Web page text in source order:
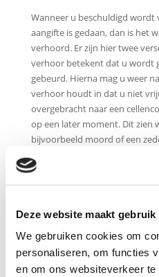
Deze website maakt
We gebruiken cookies om
personaliseren, om functies
en om ons websiteverkeer
Wanneer u beschuldigd wordt
aangifte is gedaan, dan is het
verhoord. Er zijn hier twee
verhoor betekent dat u wordt
gebeurd. Hierna mag u weer
verhoor houdt in dat u niet
overgebracht naar een
op een later moment. Dit zien
bijvoorbeeld moord of een
Het is ook in dit stadium zeer
rechtszaak tegen u. Het is van
later duur kan komen te
hoe de politie te werk gaat en
antwoord op moet geven.
vanaf het begin van de